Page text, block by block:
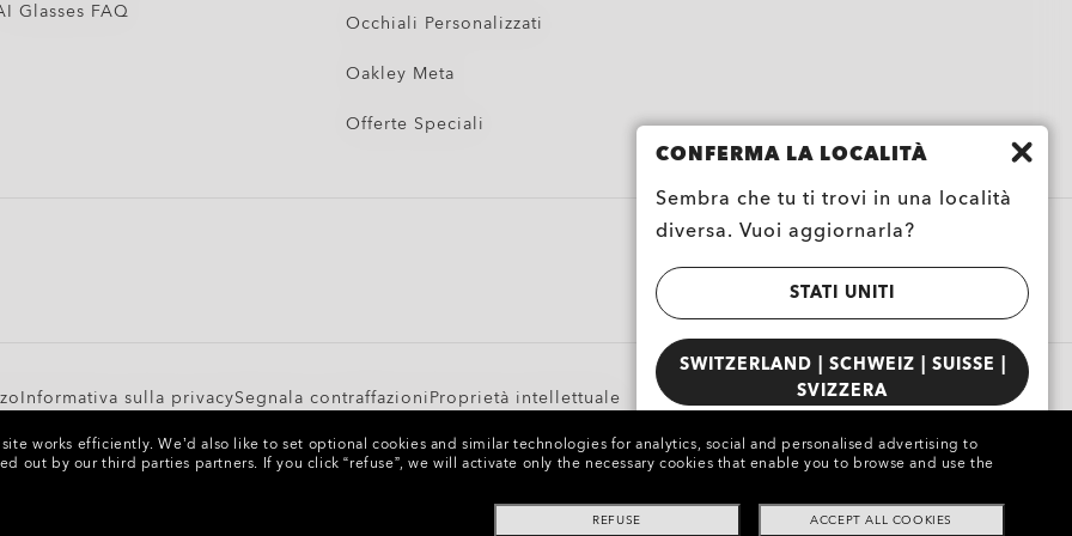
Glasses FAQ
Occhiali Personalizzati
Oakley Meta
Offerte Speciali
Loyalty Program
Informativa sulla privacySegnala contraffazioniProprietà intellettuale
937 200 475Altri siti del Gruppo
CONFERMA LA LOCALITÀ
Sembra che tu ti trovi in una località
diversa. Vuoi aggiornarla?
STATI UNITI
SWITZERLAND | SCHWEIZ | SUISSE |
SVIZZERA
works efficiently. We’d also like to set optional cookies and similar technologies for analytics, social and personalised advertising to
out by our third parties partners. If you click “refuse”, we will activate only the necessary cookies that enable you to browse and use the
ACCEPT ALL COOKIES
REFUSE